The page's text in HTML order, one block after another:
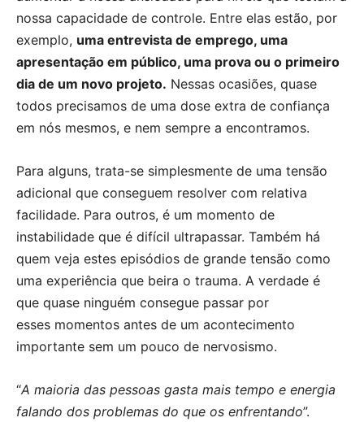
nossa capacidade de controle. Entre elas estão, por
exemplo, uma entrevista de emprego, uma
apresentação em público, uma prova ou o primeiro
dia de um novo projeto. Nessas ocasiões, quase
todos precisamos de uma dose extra de confiança
em nós mesmos, e nem sempre a encontramos.
Para alguns, trata-se simplesmente de uma tensão
adicional que conseguem resolver com relativa
facilidade. Para outros, é um momento de
instabilidade que é difícil ultrapassar. Também há
quem veja estes episódios de grande tensão como
uma experiência que beira o trauma. A verdade é
que quase ninguém consegue passar por
esses momentos antes de um acontecimento
importante sem um pouco de nervosismo.
“A maioria das pessoas gasta mais tempo e energia
falando dos problemas do que os enfrentando”.